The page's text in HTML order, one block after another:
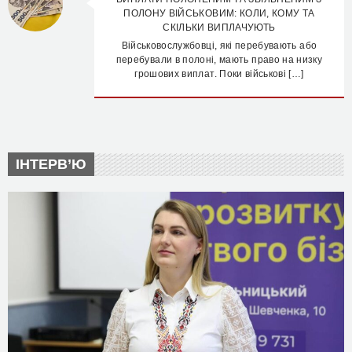
ПОЛОНУ ВІЙСЬКОВИМ: КОЛИ, КОМУ ТА
СКІЛЬКИ ВИПЛАЧУЮТЬ
Військовослужбовці, які перебувають або
перебували в полоні, мають право на низку
грошових виплат. Поки військові […]
ІНТЕРВ’Ю